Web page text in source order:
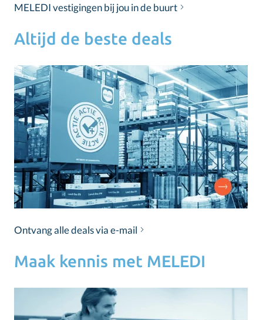
MELEDI vestigingen bij jou in de buurt
Altijd de beste deals
Ontvang alle deals via e-mail
Maak kennis met MELEDI